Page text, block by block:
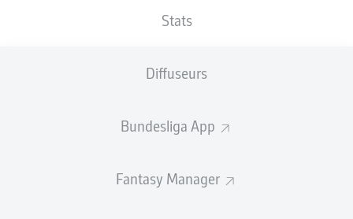
Stats
Diffuseurs
Bundesliga App
Fantasy Manager